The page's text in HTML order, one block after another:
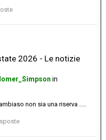
2026 - Le notizie
in
non sia una riserva .....